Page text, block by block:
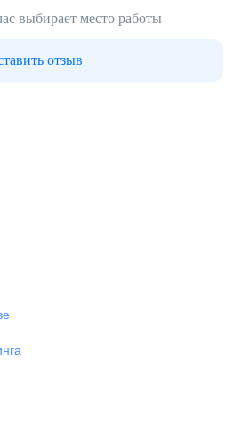
выбирает место работы
отзыв